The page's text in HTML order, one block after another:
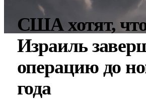
США хотят,
Израиль
операцию до
года